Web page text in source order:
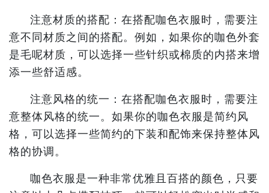
注意材质的搭配：在搭配咖色衣服时，需要注
意不同材质之间的搭配。例如，如果你的咖色外套
是毛呢材质，可以选择一些针织或棉质的内搭来增
添一些舒适感。
注意风格的统一：在搭配咖色衣服时，需要注
意整体风格的统一。如果你的咖色衣服是简约风
格，可以选择一些简约的下装和配饰来保持整体风
格的协调。
咖色衣服是一种非常优雅且百搭的颜色，只要